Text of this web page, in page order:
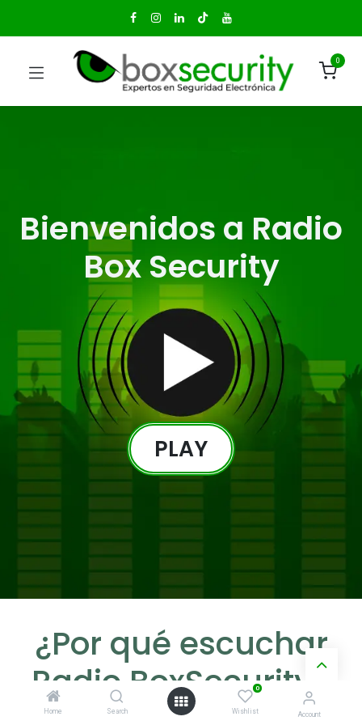
Home Search
0
Wishlist Account
0
Bienvenidos a Radio
Box Security
PL​​AY
¿Por qué escuchar
Radio BoxSecurity?